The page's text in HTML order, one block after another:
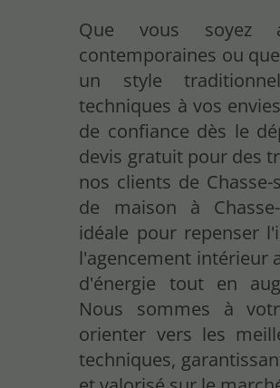
Que vous soyez
contemporaines ou
un style
techniques à vos
de confiance dès le
devis gratuit pour des
nos clients de
de maison à
idéale pour repenser
l'agencement intérieur
d'énergie tout en
Nous sommes à
orienter vers les
techniques,